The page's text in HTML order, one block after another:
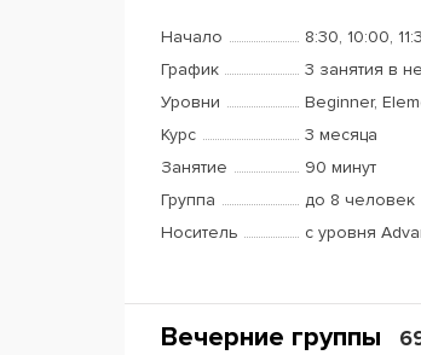
Начало
8:30, 10:00,
График
3 занятия в
Уровни
Beginner,
Курс
3 месяца
Занятие
90 минут
Группа
до 8 человек
Носитель
с уровня
Вечерние группы